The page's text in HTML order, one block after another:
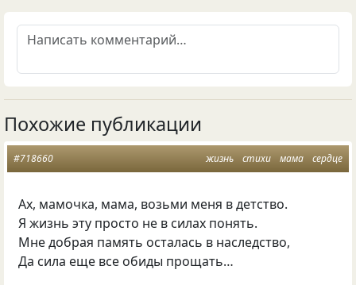
Похожие публикации
жизнь стихи мама сердце
#718660
Ах, мамочка, мама, возьми меня в детство.
Я жизнь эту просто не в силах понять.
Мне добрая память осталась в наследство,
Да сила еще все обиды прощать…